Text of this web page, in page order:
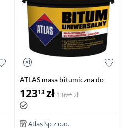
ATLAS masa bitumiczna do
fundamentów i dachów, 20 kg
12313zł13681 zł
Atlas Sp z o.o.